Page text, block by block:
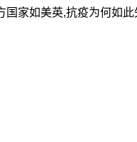
家如美英,抗疫为何如